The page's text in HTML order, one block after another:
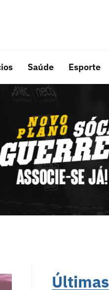
Saúde Esporte
Últimas